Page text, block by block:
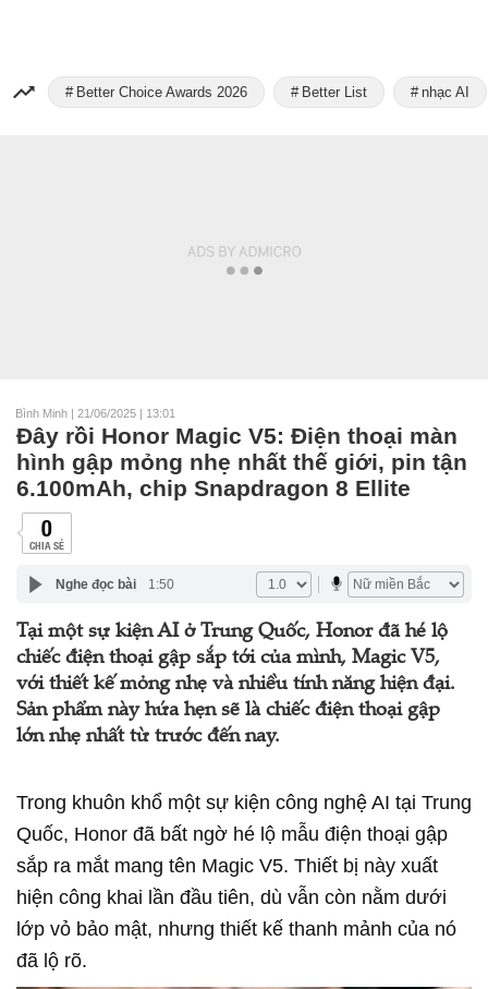
Better Choice Awards 2026 Better List nhạc AI
Bình Minh | 21/06/2025 | 13:01
Đây rồi Honor Magic V5: Điện thoại màn
hình gập mỏng nhẹ nhất thế giới, pin tận
6.100mAh, chip Snapdragon 8 Ellite
0
CHIA SẺ
Nghe đọc bài 1:50
Tại một sự kiện AI ở Trung Quốc, Honor đã hé lộ
chiếc điện thoại gập sắp tới của mình, Magic V5,
với thiết kế mỏng nhẹ và nhiều tính năng hiện đại.
Sản phẩm này hứa hẹn sẽ là chiếc điện thoại gập
lớn nhẹ nhất từ trước đến nay.
Trong khuôn khổ một sự kiện công nghệ AI tại Trung
Quốc, Honor đã bất ngờ hé lộ mẫu điện thoại gập
sắp ra mắt mang tên Magic V5. Thiết bị này xuất
hiện công khai lần đầu tiên, dù vẫn còn nằm dưới
lớp vỏ bảo mật, nhưng thiết kế thanh mảnh của nó
đã lộ rõ.